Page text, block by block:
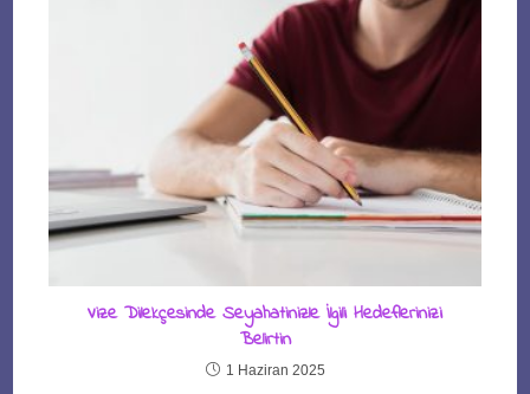
Vize Dilekçesinde Seyahatinizle İlgili Hedeflerinizi
Belirtin
1 Haziran 2025